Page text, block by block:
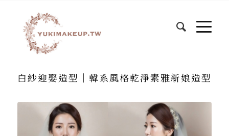
白紗迎娶造型｜韓系風格乾淨素雅新娘造型